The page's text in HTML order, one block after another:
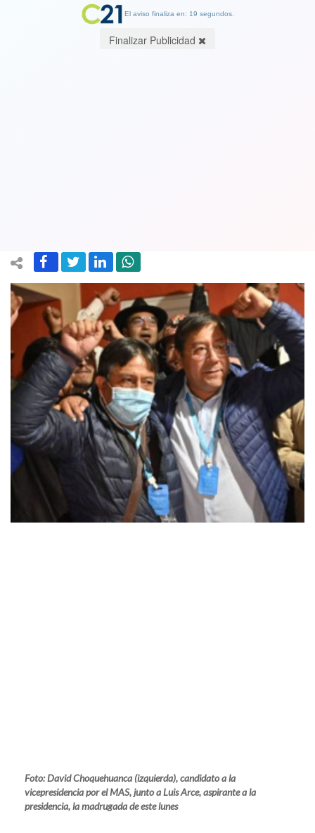
Foto: David Choquehuanca (izquierda), candidato a la
vicepresidencia por el MAS, junto a Luis Arce, aspirante a la
presidencia, la madrugada de este lunes
El aviso finaliza en: 19 segundos.
Finalizar Publicidad